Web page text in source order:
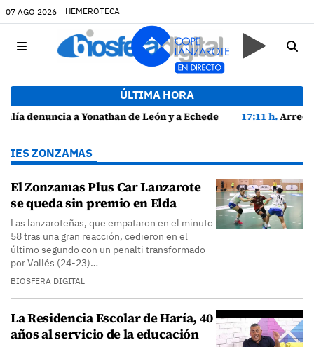
07 AGO 2026 HEMEROTECA
ÚLTIMA HORA
Eugenio por presuntas anomalías en contratos festivos
17:11 h.Arrecife reabre la playa de El Reducto con las últimas
IES ZONZAMAS
El Zonzamas Plus Car Lanzarote
se queda sin premio en Elda
Las lanzaroteñas, que empataron en el minuto
58 tras una gran reacción, cedieron en el
último segundo con un penalti transformado
por Vallés (24-23)…
BIOSFERA DIGITAL
La Residencia Escolar de Haría, 40
años al servicio de la educación